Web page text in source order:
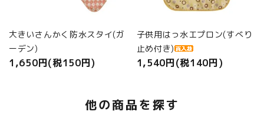
大きいさんかく防水スタイ(ガ
ーデン)
1,650円(税150円)
子供用はっ水エプロン(すべり
止め付き)
1,540円(税140円)
他の商品を探す